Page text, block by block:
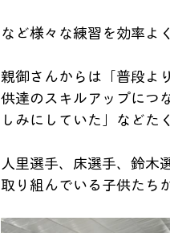
など様々な練習を効率よ
親御さんからは「普段よ
供達のスキルアップにつ
しみにしていた」などた
人里選手、床選手、鈴木
取り組んでいる子供たち